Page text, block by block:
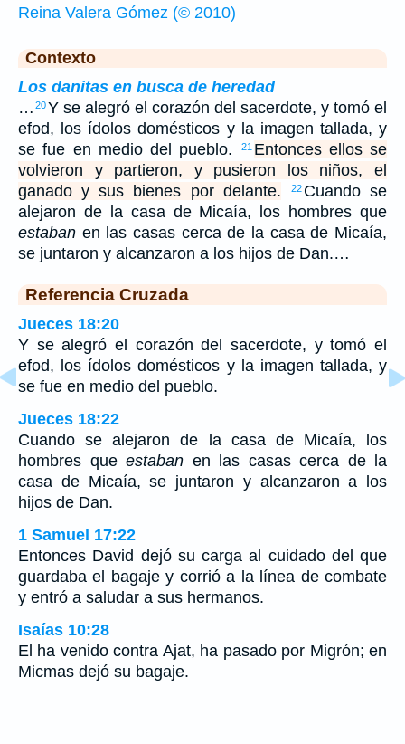
Reina Valera Gómez (© 2010)
Contexto
Los danitas en busca de heredad
… 20Y se alegró el corazón del sacerdote, y tomó el
efod, los ídolos domésticos y la imagen tallada, y
se fue en medio del pueblo.
21 Entonces ellos se
volvieron y partieron, y pusieron los niños, el
ganado y sus bienes por delante.
22 Cuando se
alejaron de la casa de Micaía, los hombres que
estaban en las casas cerca de la casa de Micaía,
se juntaron y alcanzaron a los hijos de Dan.…
Referencia Cruzada
Jueces 18:20
Y se alegró el corazón del sacerdote, y tomó el
efod, los ídolos domésticos y la imagen tallada, y
se fue en medio del pueblo.
Jueces 18:22
Cuando se alejaron de la casa de Micaía, los
hombres que estaban en las casas cerca de la
casa de Micaía, se juntaron y alcanzaron a los
hijos de Dan.
1 Samuel 17:22
Entonces David dejó su carga al cuidado del que
guardaba el bagaje y corrió a la línea de combate
y entró a saludar a sus hermanos.
Isaías 10:28
El ha venido contra Ajat, ha pasado por Migrón; en
Micmas dejó su bagaje.